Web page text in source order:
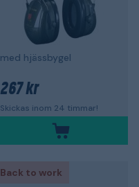
med hjässbygel
267 kr
Skickas inom 24 timmar!
Back to work